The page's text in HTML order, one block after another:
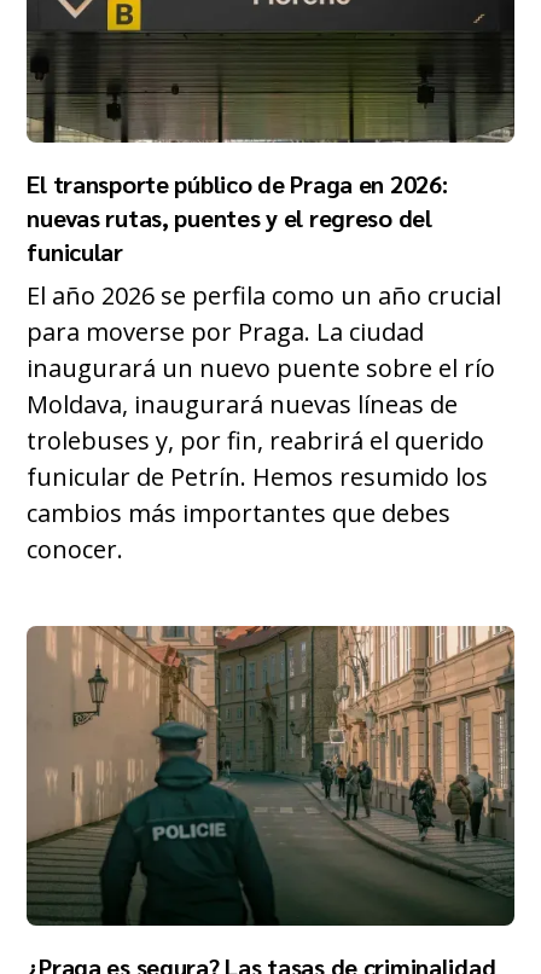
El transporte público de Praga en 2026:
nuevas rutas, puentes y el regreso del
funicular
El año 2026 se perfila como un año crucial
para moverse por Praga. La ciudad
inaugurará un nuevo puente sobre el río
Moldava, inaugurará nuevas líneas de
trolebuses y, por fin, reabrirá el querido
funicular de Petrín. Hemos resumido los
cambios más importantes que debes
conocer.
¿Praga es segura? Las tasas de criminalidad